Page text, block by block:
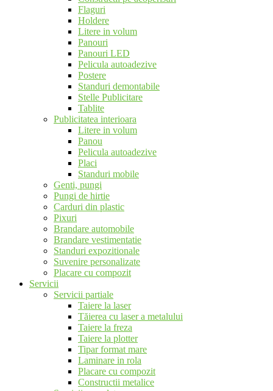
Flaguri
Holdere
Litere in volum
Panouri
Panouri LED
Pelicula autoadezive
Postere
Standuri demontabile
Stelle Publicitare
Tablite
Publicitatea interioara
Litere in volum
Panou
Pelicula autoadezive
Placi
Standuri mobile
Genti, pungi
Pungi de hirtie
Carduri din plastic
Pixuri
Brandare automobile
Brandare vestimentatie
Standuri expozitionale
Suvenire personalizate
Placare cu compozit
Servicii
Servicii partiale
Taiere la laser
Tăierea cu laser a metalului
Taiere la freza
Taiere la plotter
Tipar format mare
Laminare in rola
Placare cu compozit
Constructii metalice